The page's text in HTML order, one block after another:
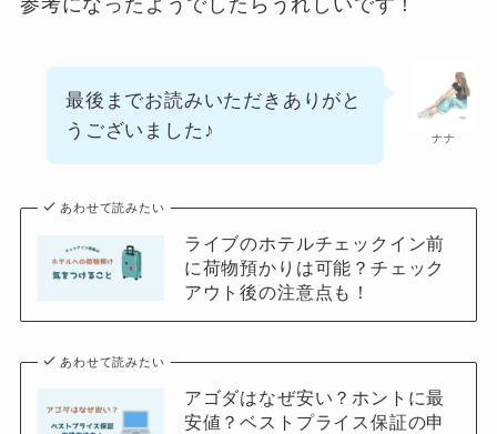
ナナ
最後までお読みいただきありがと
うございました♪
あわせて読みたい
ライブのホテルチェックイン前
に荷物預かりは可能？チェック
アウト後の注意点も！
あわせて読みたい
アゴダはなぜ安い？ホントに最
安値？ベストプライス保証の申